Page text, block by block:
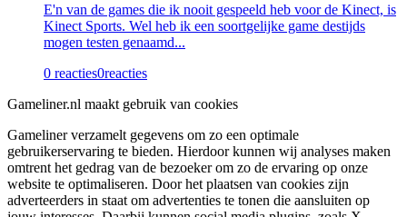
E'n van de games die ik nooit gespeeld heb voor de Kinect, is
Kinect Sports. Wel heb ik een soortgelijke game destijds
mogen testen genaamd...
0 reacties0reacties
Gameliner.nl maakt gebruik van cookies
Gameliner verzamelt gegevens om zo een optimale
gebruikerservaring te bieden. Hierdoor kunnen wij analyses maken
omtrent het gedrag van de bezoeker om zo de ervaring op onze
website te optimaliseren. Door het plaatsen van cookies zijn
adverteerders in staat om advertenties te tonen die aansluiten op